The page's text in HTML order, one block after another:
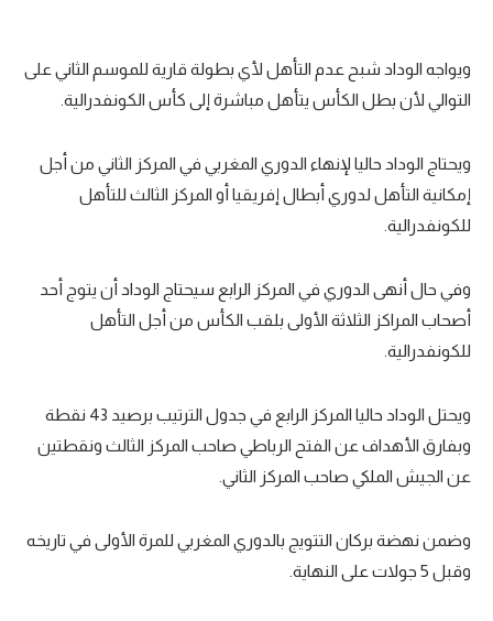
فيديو في الجول
ويواجه الوداد شبح عدم التأهل لأي بطولة قارية للموسم الثاني على
التوالي لأن بطل الكأس يتأهل مباشرة إلى كأس الكونفدرالية.
ويحتاج الوداد حاليا لإنهاء الدوري المغربي في المركز الثاني من أجل
إمكانية التأهل لدوري أبطال إفريقيا أو المركز الثالث للتأهل
للكونفدرالية.
وفي حال أنهى الدوري في المركز الرابع سيحتاج الوداد أن يتوج أحد
أصحاب المراكز الثلاثة الأولى بلقب الكأس من أجل التأهل
للكونفدرالية.
ويحتل الوداد حاليا المركز الرابع في جدول الترتيب برصيد 43 نقطة
وبفارق الأهداف عن الفتح الرباطي صاحب المركز الثالث ونقطتين
عن الجيش الملكي صاحب المركز الثاني.
وضمن نهضة بركان التتويج بالدوري المغربي للمرة الأولى في تاريخه
وقبل 5 جولات على النهاية.